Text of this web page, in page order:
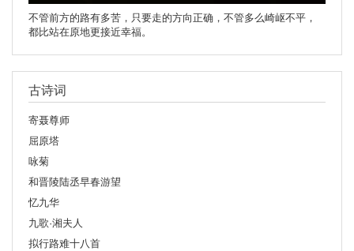
不管前方的路有多苦，只要走的方向正确，不管多么崎岖不平，
都比站在原地更接近幸福。
古诗词
寄聂尊师
屈原塔
咏菊
和晋陵陆丞早春游望
忆九华
九歌·湘夫人
拟行路难十八首